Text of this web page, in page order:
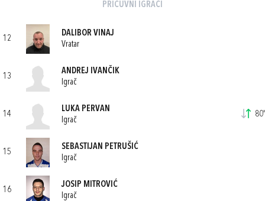
PRIČUVNI IGRAČI
12
DALIBOR VINAJ
Vratar
13
ANDREJ IVANČIK
Igrač
14
LUKA PERVAN
Igrač
80'
15
SEBASTIJAN PETRUŠIĆ
Igrač
16
JOSIP MITROVIĆ
Igrač